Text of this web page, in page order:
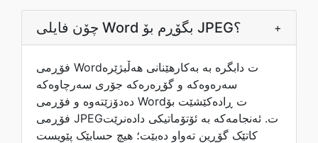
چۆن فایلی Word بگۆڕم بۆ JPEG؟ +
فۆڕمی Wordت دابگرە بە بەکارهێنانی هەڵبژێرە
سەرەوەکە و گۆڕەرەکە جۆری سەرچاوەکە
دەدۆزێتەوە و فۆڕمی Wordت ڕادەکێشێت بۆ
فۆڕمی JPEGت. ئەنجامەکە بە ئۆتۆماتیکی دادەنرێت
کاتێک گۆڕین تەواو دەبێت؛ هیچ حسابێک پێویست